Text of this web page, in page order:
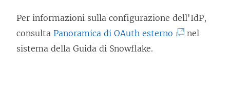
Per informazioni sulla configurazione dell'IdP,
consulta Panoramica di OAuth esterno
nel
sistema della Guida di Snowflake.